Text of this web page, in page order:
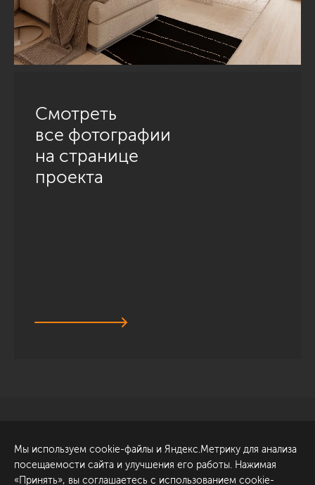
Смотреть
все фотографии
на странице
проекта
Обсудить проект
ул. Академика Павлова, 6
к1
Мы используем cookie-файлы и Яндекс.Метрику для анализа
посещаемости сайта и улучшения его работы. Нажимая
«Принять», вы соглашаетесь с использованием cookie-